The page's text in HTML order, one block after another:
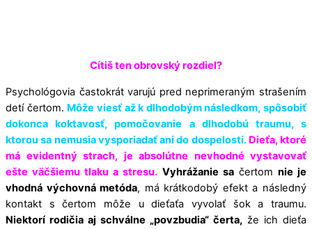
Cítiš ten obrovský rozdiel?
Psychológovia častokrát varujú pred neprimeraným strašením
detí čertom. Môže viesť až k dlhodobým následkom, spôsobiť
dokonca koktavosť, pomočovanie a dlhodobú traumu, s
ktorou sa nemusia vysporiadať ani do dospelosti. Dieťa, ktoré
má evidentný strach, je absolútne nevhodné vystavovať
ešte väčšiemu tlaku a stresu. Vyhrážanie sa čertom nie je
vhodná výchovná metóda, má krátkodobý efekt a následný
kontakt s čertom môže u dieťaťa vyvolať šok a traumu.
Niektorí rodičia aj schválne „povzbudia“ čerta, že ich dieťa